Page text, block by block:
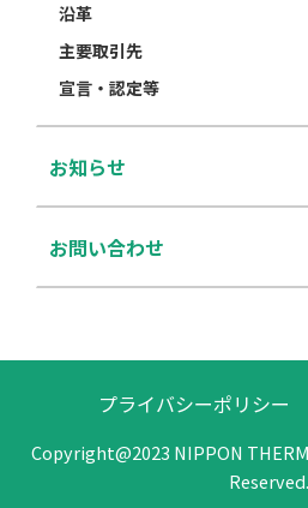
沿革
主要取引先
宣言・認定等
お知らせ
お問い合わせ
プライバシーポリシー
Copyright@2023 NIPPON
Reserved.